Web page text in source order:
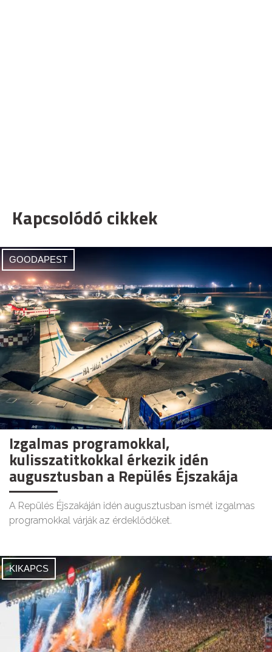
Kapcsolódó cikkek
GOODAPEST
Izgalmas programokkal,
kulisszatitkokkal érkezik idén
augusztusban a Repülés Éjszakája
A Repülés Éjszakáján idén augusztusban ismét izgalmas
programokkal várják az érdeklődőket.
KIKAPCS